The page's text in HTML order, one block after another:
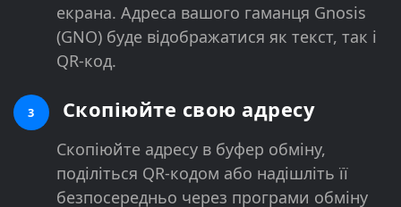
екрана. Адреса вашого гаманця Gnosis
(GNO) буде відображатися як текст, так і
QR-код.
3 Скопіюйте свою адресу
Скопіюйте адресу в буфер обміну,
поділіться QR-кодом або надішліть її
безпосередньо через програми обміну